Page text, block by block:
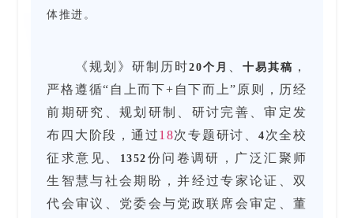
体推进。
《规划》研制历时20个月 十易其稿 ，
严格遵循“自上而下+自下而上”原则，历经
前期研究、规划研制、研讨完善、审定发
布四大阶段，通过18次专题研讨、 4次全校
征求意见、
1352份问卷调研，广泛汇聚师
生智慧与社会期盼，并经过专家论证、双
代会审议、党委会与党政联席会审定、董